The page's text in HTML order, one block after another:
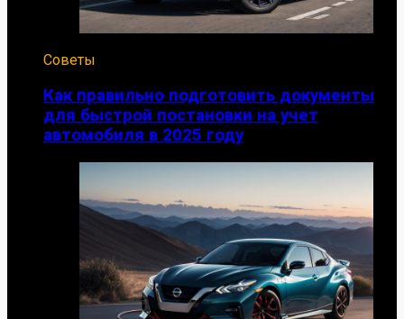
Советы
Как правильно подготовить документы
для быстрой постановки на учет
автомобиля в 2025 году